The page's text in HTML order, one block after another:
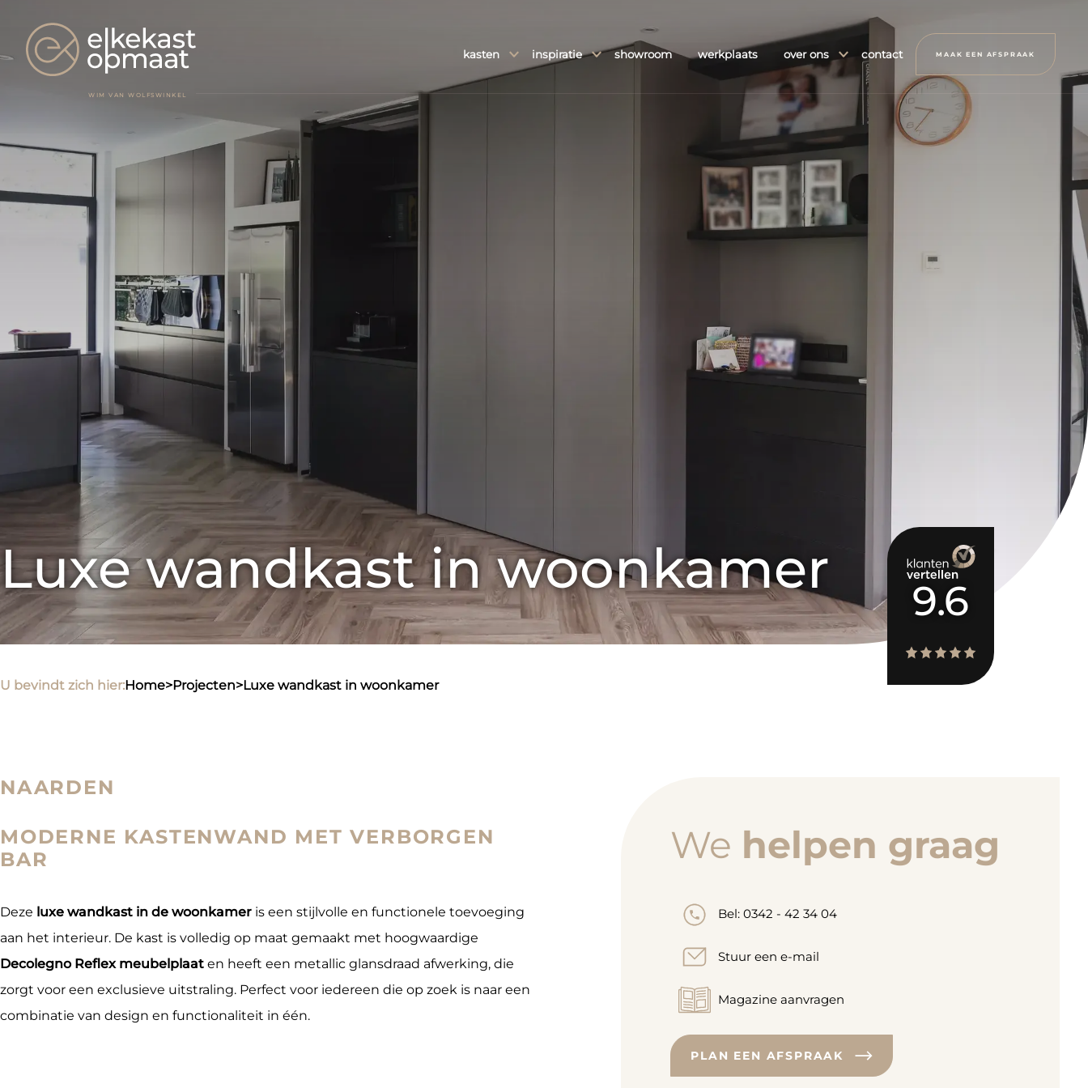
WIM VAN WOLFSWINKEL
kasten inspiratie showroom werkplaats over ons contact MAAK EEN AFSPRAAK
9.6
Luxe wandkast in woonkamer
U bevindt zich hier: home> projecten> luxe wandkast in woonkamer
NAARDEN
MODERNE KASTENWAND MET VERBORGEN
BAR
Deze luxe wandkast in de woonkamer is een stijlvolle en functionele toevoeging
aan het interieur. De kast is volledig op maat gemaakt met hoogwaardige
Decolegno Reflex meubelplaat en heeft een metallic glansdraad afwerking, die
zorgt voor een exclusieve uitstraling. Perfect voor iedereen die op zoek is naar een
combinatie van design en functionaliteit in één.
We helpen graag
Bel: 0342 - 42 34 04
Stuur een e-mail
Magazine aanvragen
PLAN EEN AFSPRAAK